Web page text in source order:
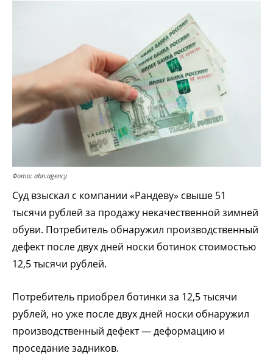
Фото: abn.agency
Суд взыскал с компании «Рандеву» свыше 51
тысячи рублей за продажу некачественной зимней
обуви. Потребитель обнаружил производственный
дефект после двух дней носки ботинок стоимостью
12,5 тысячи рублей.
Потребитель приобрел ботинки за 12,5 тысячи
рублей, но уже после двух дней носки обнаружил
производственный дефект — деформацию и
проседание задников.